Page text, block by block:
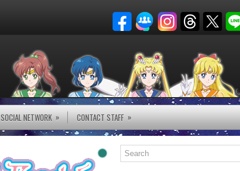
SOCIAL NETWORK » CONTACT STAFF »